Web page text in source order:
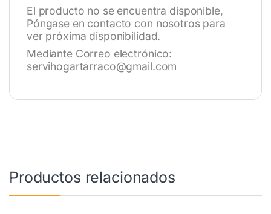
El producto no se encuentra disponible,
Póngase en contacto con nosotros para
ver próxima disponibilidad.
Mediante Correo electrónico:
servihogartarraco@gmail.com
Productos relacionados